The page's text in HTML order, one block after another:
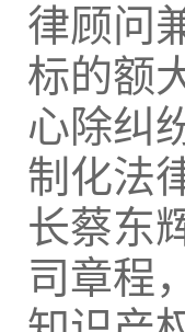
律顾问
标的额
心除纠
制化法
长蔡东
司章程